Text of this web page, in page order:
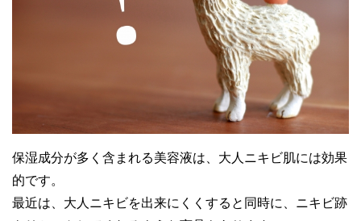
保湿成分が多く含まれる美容液は、大人ニキビ肌には効果
的です。
最近は、大人ニキビを出来にくくすると同時に、ニキビ跡